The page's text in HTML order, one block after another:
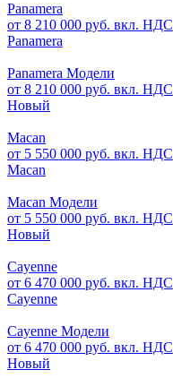
Panamera
от 8 210 000 руб. вкл. НДС
Panamera
Panamera Модели
от 8 210 000 руб. вкл. НДС
Новый
Macan
от 5 550 000 руб. вкл. НДС
Macan
Macan Модели
от 5 550 000 руб. вкл. НДС
Новый
Cayenne
от 6 470 000 руб. вкл. НДС
Cayenne
Cayenne Модели
от 6 470 000 руб. вкл. НДС
Новый